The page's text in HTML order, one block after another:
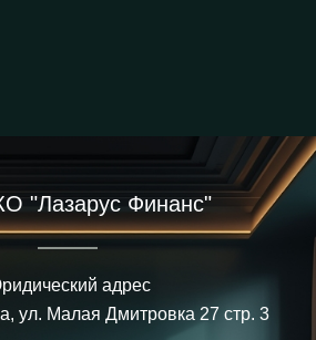
"Лазарус Финанс"
адрес
ул. Малая Дмитровка 27 стр. 3